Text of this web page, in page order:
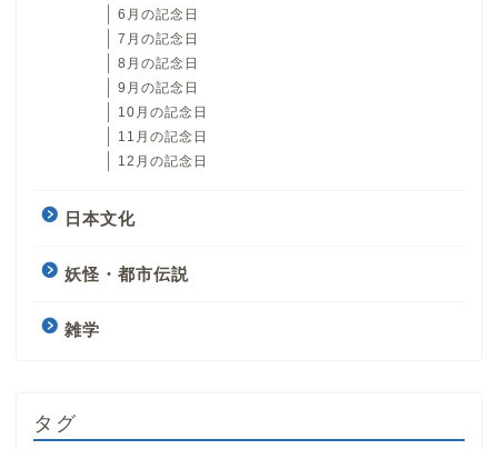
6月の記念日
7月の記念日
8月の記念日
9月の記念日
10月の記念日
11月の記念日
12月の記念日
日本文化
妖怪・都市伝説
雑学
タグ